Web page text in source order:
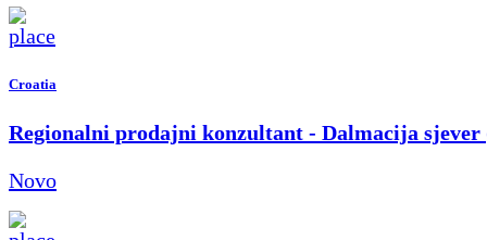
Croatia
Regionalni prodajni konzultant - Dalmacija sjever
Novo